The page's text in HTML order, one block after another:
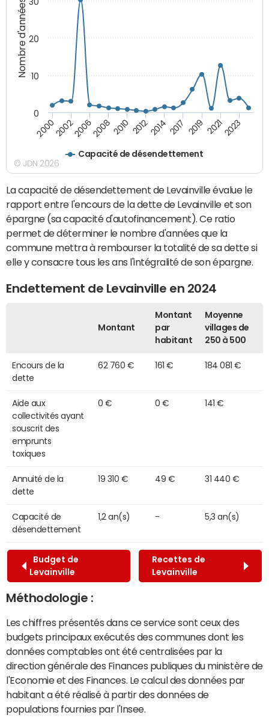
Nombre d'années
Capacité de désendettement
20002002200620082010 20122014 2017 2019 20212023
0
10
20
© JDN 2026
La capacité de désendettement de Levainville évalue le
rapport entre l'encours de la dette de Levainville et son
épargne (sa capacité d'autofinancement). Ce ratio
permet de déterminer le nombre d'années que la
commune mettra à rembourser la totalité de sa dette si
elle y consacre tous les ans l'intégralité de son épargne.
Endettement de Levainville en 2024
Montant
Montant
par
habitant
Moyenne
villages de
250 à 500
Encours de la
dette
62 760 € 161 € 184 081 €
Aide aux
collectivités ayant
souscrit des
emprunts
toxiques
0 € 0 € 141 €
Annuité de la
dette
19 310 € 49 € 31 440 €
Capacité de
désendettement
1,2 an(s) - 5,3 an(s)
Budget de
Levainville
Recettes de
Levainville
Méthodologie :
Les chiffres présentés dans ce service sont ceux des
budgets principaux exécutés des communes dont les
données comptables ont été centralisées par la
direction générale des Finances publiques du ministère de
l'Economie et des Finances. Le calcul des données par
habitant a été réalisé à partir des données de
populations fournies par l'Insee.